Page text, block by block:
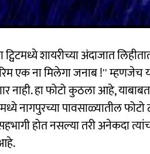
शायरीच्या अंदाजात
एक ना मिलेगा जनाब !'' म्हणजेच
नाही. हा फोटो कुठला आहे,
नागपुरच्या पावसाळ्यातील
होत नसल्या तरी अनेकदा